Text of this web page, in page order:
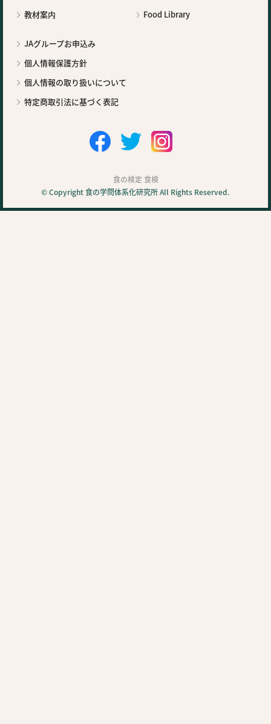
食の検定 食検
教材案内
Food Library
JAグループお申込み
個人情報保護方針
個人情報の取り扱いについて
特定商取引法に基づく表記
© Copyright 食の学問体系化研究所 All Rights Reserved.